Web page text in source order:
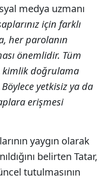
medya uzmanı
için farklı
her parolanın
önemlidir. Tüm
doğrulama
yetkisiz ya da
erişmesi
yaygın olarak
belirten Tatar,
tutulmasının